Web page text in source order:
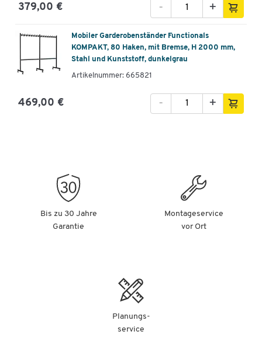
379,00 € +
-
Mobiler Garderobenständer Functionals
KOMPAKT, 80 Haken, mit Bremse, H 2000 mm,
Stahl und Kunststoff, dunkelgrau
Artikelnummer: 665821
469,00 € +
-
Bis zu 30 Jahre
Garantie
Montageservice
vor Ort
Planungs-
service